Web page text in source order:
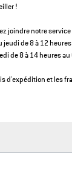
!
joindre notre
jeudi de 8 à 12
de 8 à 14 heures
d'expéditionet les